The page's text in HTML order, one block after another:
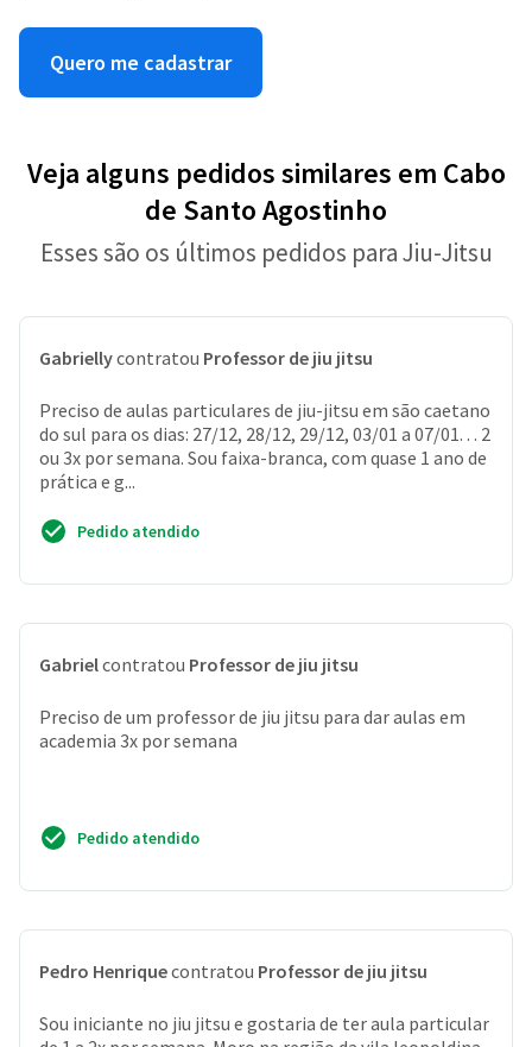
Quero me cadastrar
Veja alguns pedidos similares em Cabo
de Santo Agostinho
Esses são os últimos pedidos para Jiu-Jitsu
Gabriellycontratou Professor de jiu jitsu
Preciso de aulas particulares de jiu-jitsu em são caetano
do sul para os dias: 27/12, 28/12, 29/12, 03/01 a 07/01. . . 2
ou 3x por semana. Sou faixa-branca, com quase 1 ano de
prática e g...
Pedido atendido
Gabrielcontratou Professor de jiu jitsu
Preciso de um professor de jiu jitsu para dar aulas em
academia 3x por semana
Pedido atendido
Pedro Henriquecontratou Professor de jiu jitsu
Sou iniciante no jiu jitsu e gostaria de ter aula particular